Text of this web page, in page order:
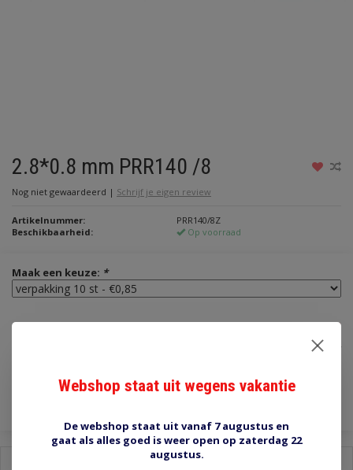
2.8*0.8 mm PRR140 /8
Nog niet gewaardeerd | Schrijf je eigen review
Artikelnummer:
PRR140/8Z
Beschikbaarheid:
Op voorraad
Maak een keuze: *
€0,85
Incl. btw
Webshop staat uit wegens vakantie
De webshop staat uit vanaf 7 augustus en
gaat als alles goed is weer open op zaterdag 22
augustus.